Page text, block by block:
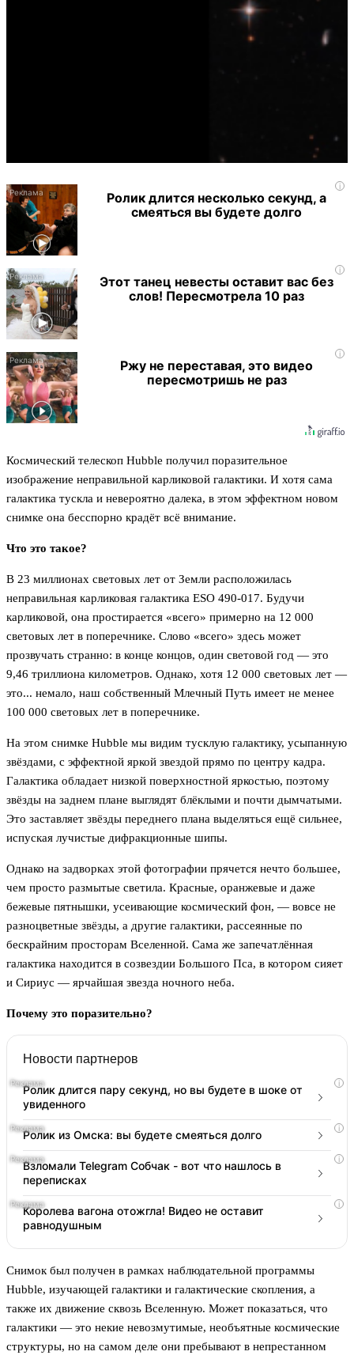
i
Ролик длится несколько секунд, а
смеяться вы будете долго
i
Этот танец невесты оставит вас без
слов! Пересмотрела 10 раз
i
Ржу не переставая, это видео
пересмотришь не раз
Космический телескоп Hubble получил поразительное
изображение неправильной карликовой галактики. И хотя сама
галактика тускла и невероятно далека, в этом эффектном новом
снимке она бесспорно крадёт всё внимание.
Что это такое?
В 23 миллионах световых лет от Земли расположилась
неправильная карликовая галактика ESO 490-017. Будучи
карликовой, она простирается «всего» примерно на 12 000
световых лет в поперечнике. Слово «всего» здесь может
прозвучать странно: в конце концов, один световой год — это
9,46 триллиона километров. Однако, хотя 12 000 световых лет —
это... немало, наш собственный Млечный Путь имеет не менее
100 000 световых лет в поперечнике.
На этом снимке Hubble мы видим тусклую галактику, усыпанную
звёздами, с эффектной яркой звездой прямо по центру кадра.
Галактика обладает низкой поверхностной яркостью, поэтому
звёзды на заднем плане выглядят блёклыми и почти дымчатыми.
Это заставляет звёзды переднего плана выделяться ещё сильнее,
испуская лучистые дифракционные шипы.
Однако на задворках этой фотографии прячется нечто большее,
чем просто размытые светила. Красные, оранжевые и даже
бежевые пятнышки, усеивающие космический фон, — вовсе не
разноцветные звёзды, а другие галактики, рассеянные по
бескрайним просторам Вселенной. Сама же запечатлённая
галактика находится в созвездии Большого Пса, в котором сияет
и Сириус — ярчайшая звезда ночного неба.
Почему это поразительно?
Новости партнеров
i
Ролик длится пару секунд, но вы будете в шоке от
увиденного
i
Ролик из Омска: вы будете смеяться долго
i
Взломали Telegram Собчак - вот что нашлось в
переписках
i
Королева вагона отожгла! Видео не оставит
равнодушным
Снимок был получен в рамках наблюдательной программы
Hubble, изучающей галактики и галактические скопления, а
также их движение сквозь Вселенную. Может показаться, что
галактики — это некие невозмутимые, необъятные космические
структуры, но на самом деле они пребывают в непрестанном